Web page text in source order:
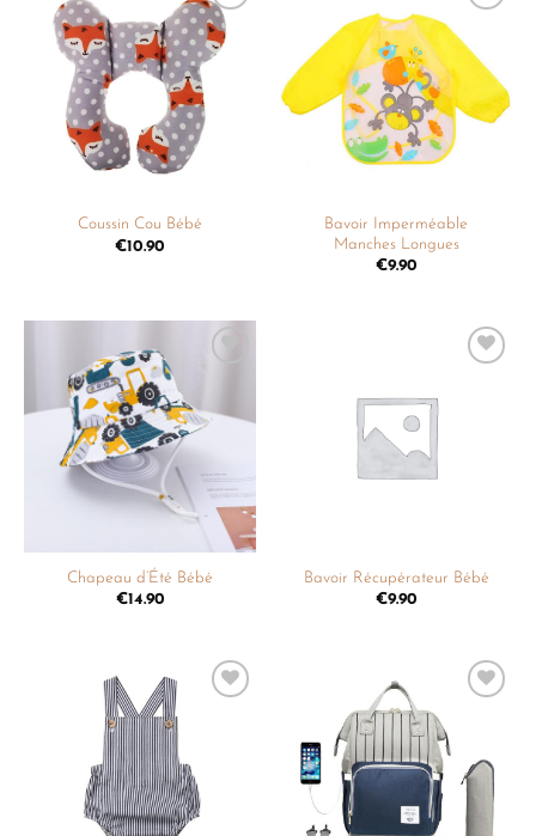
Ajouter
à la
liste de
souhaits
Coussin Cou Bébé
€10.90
à la
liste de
souhaits
Bavoir Imperméable
Manches Longues
€9.90
liste de
souhaits
Chapeau d’Été Bébé
€14.90
Bavoir Récupérateur Bébé
€9.90
souhaits